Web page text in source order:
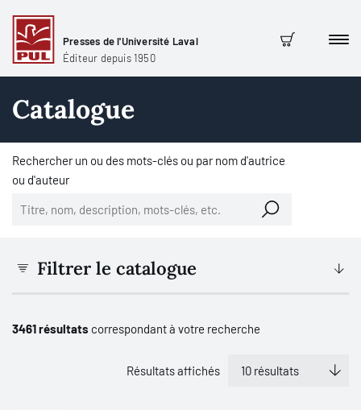
Presses de l'Université Laval
Éditeur depuis 1950
Panier
Catalogue
Rechercher un ou des mots-clés ou par nom d'autrice
ou d'auteur
Filtrer le catalogue
3461 résultats correspondant à votre recherche
Résultats affichés